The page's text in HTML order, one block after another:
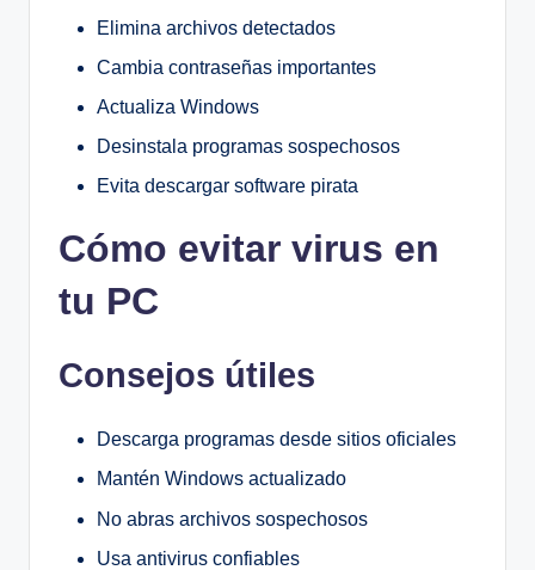
Elimina archivos detectados
Cambia contraseñas importantes
Actualiza Windows
Desinstala programas sospechosos
Evita descargar software pirata
Cómo evitar virus en
tu PC
Consejos útiles
Descarga programas desde sitios oficiales
Mantén Windows actualizado
No abras archivos sospechosos
Usa antivirus confiables